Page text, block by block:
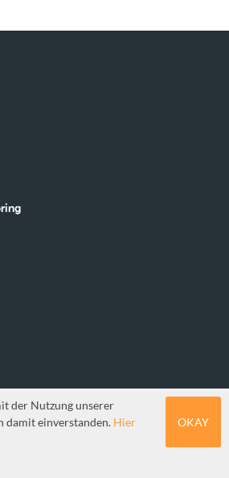
der Nutzung unserer
damit einverstanden. Hier
OKAY